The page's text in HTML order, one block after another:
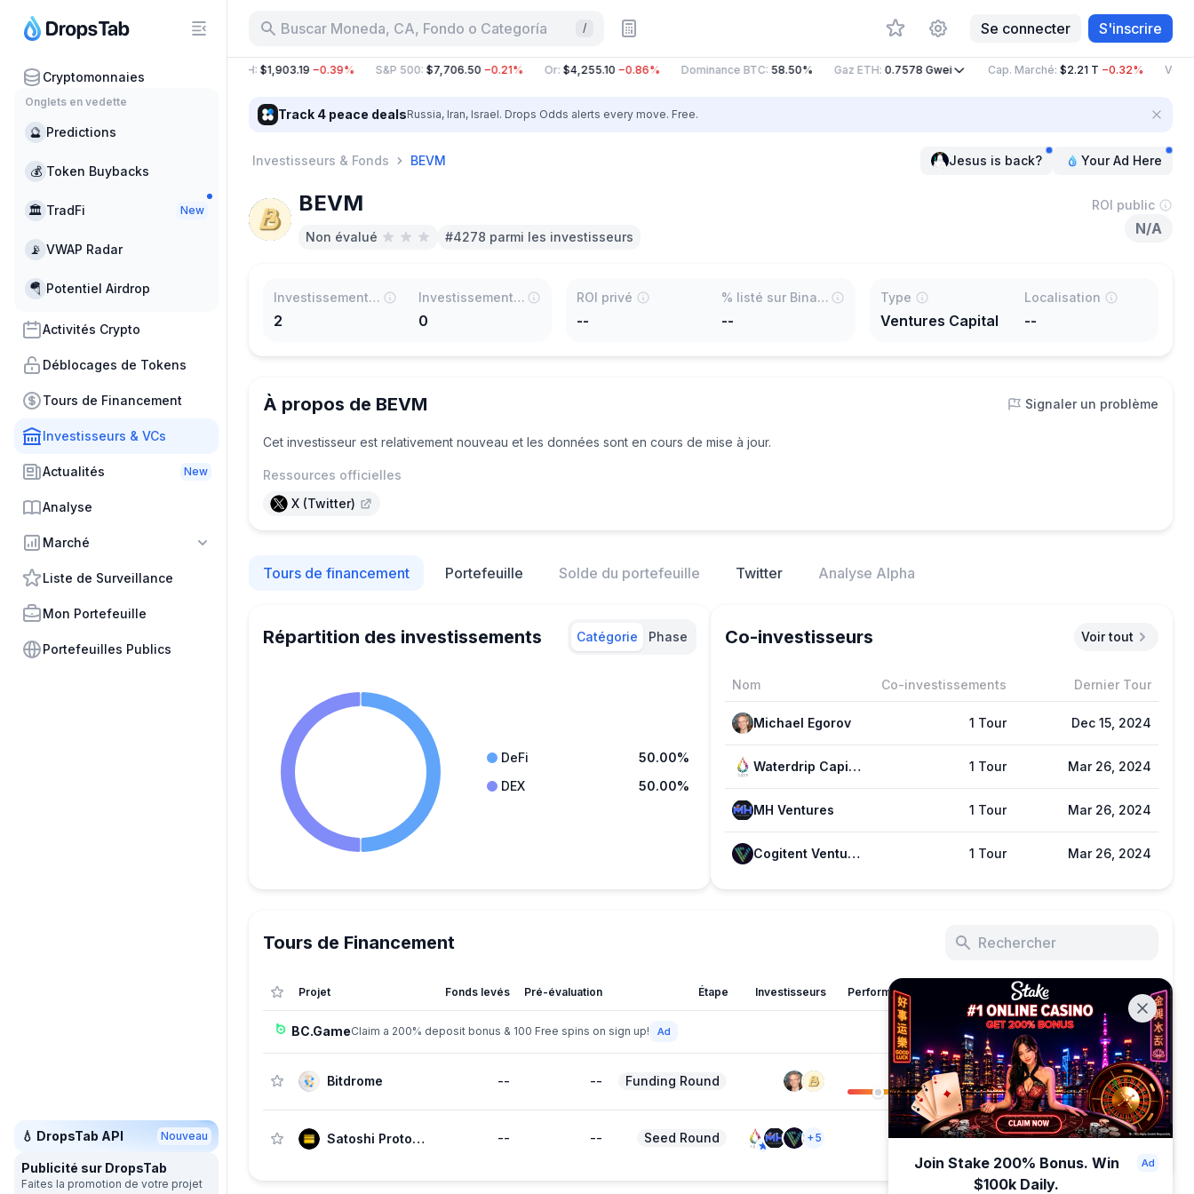
Cryptomonnaies
Onglets en vedette
🔮 Predictions
💰 Token Buybacks
🏛 TradFi New
📡 VWAP Radar
🪂 Potentiel Airdrop
Activités Crypto
Déblocages de Tokens
Tours de Financement
Investisseurs & VCs
Actualités New
Analyse
Marché
Liste de Surveillance
Mon Portefeuille
Portefeuilles Publics
💧 DropsTab API Nouveau
Publicité sur DropsTab
Faites la promotion de votre projet
Buscar Moneda, CA, Fondo o Categoría / Se connecter S'inscrire
−15.60% BTC $64,414.01 :$1,903.19 −0.39% S&P 500:$7,706.50 −0.21% Or:$4,255.10 −0.86% Dominance BTC:58.50% Gaz ETH:0.7578Gwei Cap. Marché:$2.21 T −0.32%
Track 4 peace dealsRussia, Iran, Israel. Drops Odds alerts every move. Free.
Investisseurs & Fonds BEVM Jesus is back? Your Ad Here
BEVM
Non évalué #4278 parmi les investisseurs
ROI public
N/A
Investissements totaux
2
Investissements principaux
0
ROI privé
--
% listé sur Binance
--
Type
Ventures Capital
Localisation
--
À propos de BEVM Signaler un problème
Cet investisseur est relativement nouveau et les données sont en cours de mise à jour.
Ressources officielles
X (Twitter)
Tours de financement Portefeuille Solde du portefeuille Twitter Analyse Alpha
Répartition des investissements Catégorie Phase
DeFi
50.00%
DEX
50.00%
Co-investisseurs Voir tout
Nom Co-investissements Dernier Tour
Michael Egorov 1 Tour Dec 15, 2024
Waterdrip Capital 1 Tour Mar 26, 2024
MH Ventures 1 Tour Mar 26, 2024
Cogitent Ventures 1 Tour Mar 26, 2024
Tours de Financement
Projet Fonds levés Pré-évaluation Étape Investisseurs Performance sur X Catégorie ↓
Date
BC.GameClaim a 200% deposit bonus & 100 Free spins on sign up!
Bitdrome -- -- Funding Round 161 Weak DEX +3 Dec 15, 2024
Satoshi Protocol -- -- Seed Round +5 -- DeFi Mar 26, 2024
Join Stake 200% Bonus. Win
$100k Daily.